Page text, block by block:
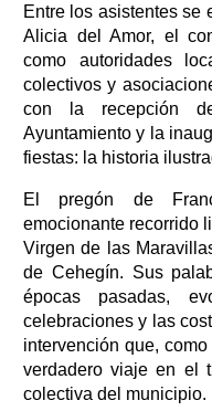
Entre los asistentes se
Alicia del Amor, el
como autoridades
colectivos y
con la recepción
Ayuntamiento y la
fiestas: la historia
El pregón de
emocionante recorrido
Virgen de las
de Cehegín. Sus
épocas pasadas,
celebraciones y las
intervención que,
verdadero viaje en el
colectiva del municipio.